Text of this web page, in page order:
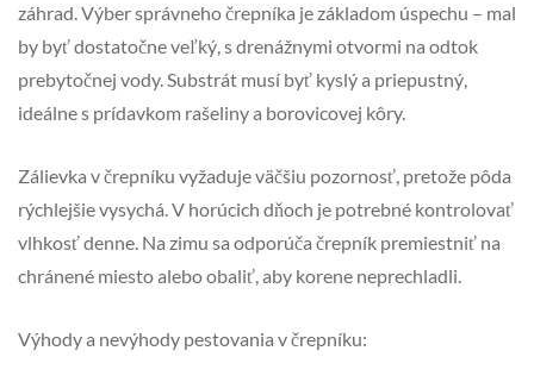
záhrad. Výber správneho črepníka je základom úspechu – mal
by byť dostatočne veľký, s drenážnymi otvormi na odtok
prebytočnej vody. Substrát musí byť kyslý a priepustný,
ideálne s prídavkom rašeliny a borovicovej kôry.
Zálievka v črepníku vyžaduje väčšiu pozornosť, pretože pôda
rýchlejšie vysychá. V horúcich dňoch je potrebné kontrolovať
vlhkosť denne. Na zimu sa odporúča črepník premiestniť na
chránené miesto alebo obaliť, aby korene neprechladli.
Výhody a nevýhody pestovania v črepníku: